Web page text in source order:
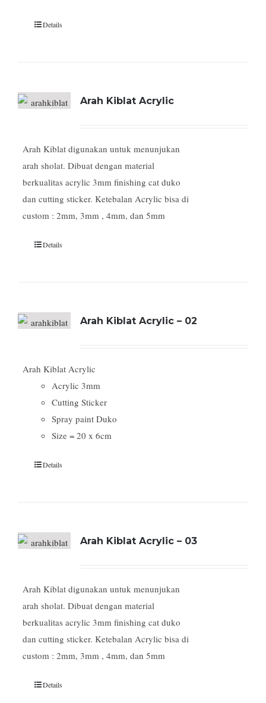
Details
Arah Kiblat Acrylic
Arah Kiblat digunakan untuk menunjukan
arah sholat. Dibuat dengan material
berkualitas acrylic 3mm finishing cat duko
dan cutting sticker. Ketebalan Acrylic bisa di
custom : 2mm, 3mm , 4mm, dan 5mm
Details
Arah Kiblat Acrylic – 02
Arah Kiblat Acrylic
Acrylic 3mm
Cutting Sticker
Spray paint Duko
Size = 20 x 6cm
Details
Arah Kiblat Acrylic – 03
Arah Kiblat digunakan untuk menunjukan
arah sholat. Dibuat dengan material
berkualitas acrylic 3mm finishing cat duko
dan cutting sticker. Ketebalan Acrylic bisa di
custom : 2mm, 3mm , 4mm, dan 5mm
Details